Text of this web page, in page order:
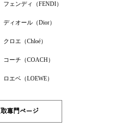
フェンディ（FENDI）
ディオール（Dior）
クロエ（Chloé）
コーチ（COACH）
ロエベ（LOEWE）
専門ページ